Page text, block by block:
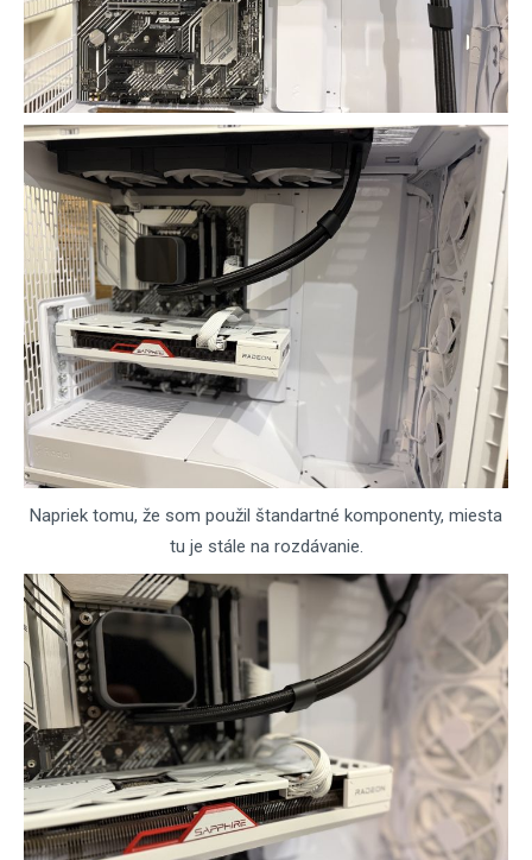
Napriek tomu, že som použil štandartné komponenty, miesta
tu je stále na rozdávanie.